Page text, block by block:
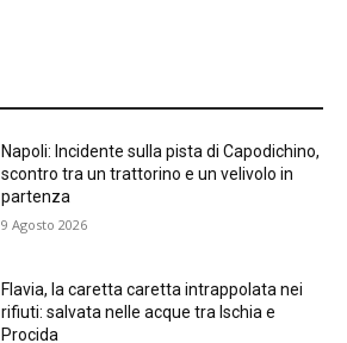
Napoli: Incidente sulla pista di Capodichino,
scontro tra un trattorino e un velivolo in
partenza
9 Agosto 2026
Flavia, la caretta caretta intrappolata nei
rifiuti: salvata nelle acque tra Ischia e
Procida